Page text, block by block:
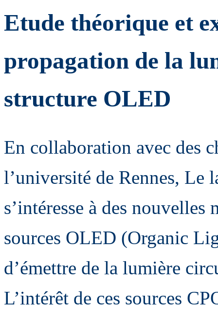
Etude théorique et
propagation de la
structure OLED
En collaboration avec des
l’université de Rennes,
s’intéresse à des
sources OLED (Organic
d’émettre de la lumière
L’intérêt de ces sources